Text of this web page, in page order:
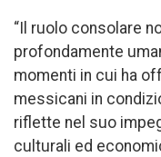
“Il ruolo consolare
profondamente
momenti in cui ha
messicani in
riflette nel suo
culturali ed